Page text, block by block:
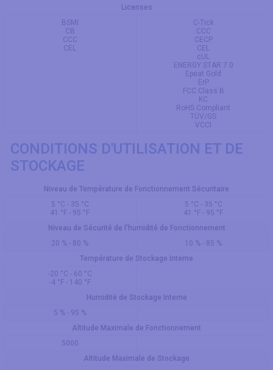
Licenses
BSMI
CB
CCC
CEL
C-Tick
CCC
CECP
CEL
cUL
ENERGY STAR 7.0
Epeat Gold
ErP
FCC Class B
KC
RoHS Compliant
TÜV/GS
VCCI
CONDITIONS D'UTILISATION ET DE
STOCKAGE
Niveau de Température de Fonctionnement Sécuritaire
5 °C - 35 °C
41 °F - 95 °F
5 °C - 35 °C
41 °F - 95 °F
Niveau de Sécurité de l'humidité de Fonctionnement
20 % - 80 %
10 % - 85 %
Température de Stockage Interne
-20 °C - 60 °C
-4 °F - 140 °F
Humidité de Stockage Interne
5 % - 95 %
Altitude Maximale de Fonctionnement
5000
Altitude Maximale de Stockage